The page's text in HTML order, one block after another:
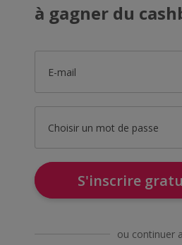
à gagner du
E-mail
Choisir un mot de passe
S'inscrire
ou continuer